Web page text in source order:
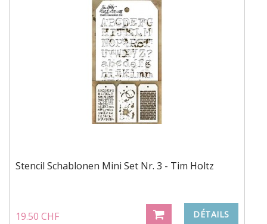
Stencil Schablonen Mini Set Nr. 3 - Tim Holtz
19.50 CHF DÉTAILS